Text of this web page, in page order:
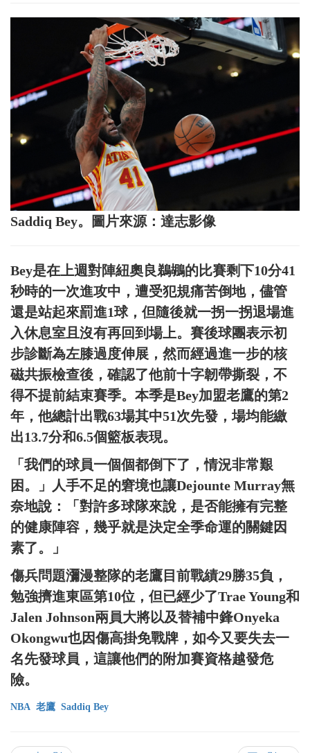
Saddiq Bey。圖片來源：達志影像
Bey是在上週對陣紐奧良鵜鶘的比賽剩下10分41
秒時的一次進攻中，遭受犯規痛苦倒地，儘管
還是站起來罰進1球，但隨後就一拐一拐退場進
入休息室且沒有再回到場上。賽後球團表示初
步診斷為左膝過度伸展，然而經過進一步的核
磁共振檢查後，確認了他前十字韌帶撕裂，不
得不提前結束賽季。本季是Bey加盟老鷹的第2
年，他總計出戰63場其中51次先發，場均能繳
出13.7分和6.5個籃板表現。
「我們的球員一個個都倒下了，情況非常艱
困。」人手不足的窘境也讓Dejounte Murray無
奈地說：「對許多球隊來說，是否能擁有完整
的健康陣容，幾乎就是決定全季命運的關鍵因
素了。」
傷兵問題瀰漫整隊的老鷹目前戰績29勝35負，
勉強擠進東區第10位，但已經少了Trae Young和
Jalen Johnson兩員大將以及替補中鋒Onyeka
Okongwu也因傷高掛免戰牌，如今又要失去一
名先發球員，這讓他們的附加賽資格越發危
險。
NBA 老鷹 Saddiq Bey